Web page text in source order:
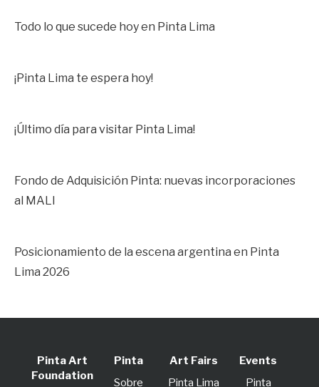
Todo lo que sucede hoy en Pinta Lima
¡Pinta Lima te espera hoy!
¡Último día para visitar Pinta Lima!
Fondo de Adquisición Pinta: nuevas incorporaciones
al MALI
Posicionamiento de la escena argentina en Pinta
Lima 2026
Pinta Art
Foundation
Pinta
Sobre
Art Fairs
Pinta Lima
Events
Pinta